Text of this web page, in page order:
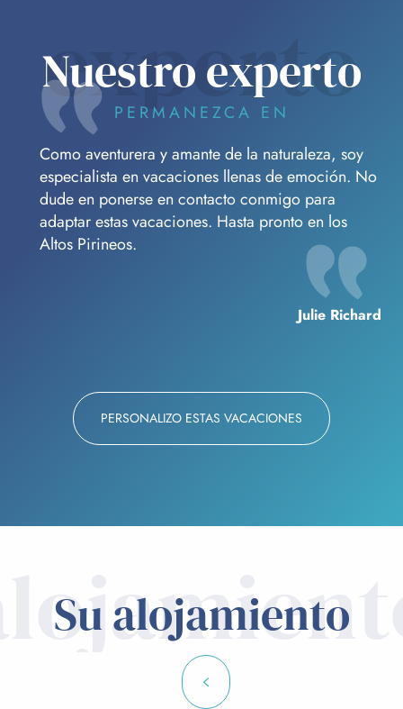
experto
Nuestro experto
PERMANEZCA EN
Como aventurera y amante de la naturaleza, soy
especialista en vacaciones llenas de emoción. No
dude en ponerse en contacto conmigo para
adaptar estas vacaciones. Hasta pronto en los
Altos Pirineos.
Julie Richard
PERSONALIZO ESTAS VACACIONES
Su alojamiento